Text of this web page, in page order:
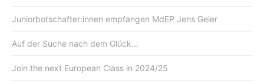
Juniorbotschafter:innen empfangen MdEP Jens Geier
Auf der Suche nach dem Glück...
Join the next European Class in 2024/25